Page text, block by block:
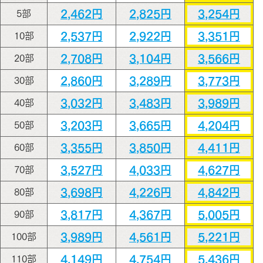
5部 2,462円 2,825円 3,254円
10部 2,537円 2,922円 3,351円
20部 2,708円 3,104円 3,566円
30部 2,860円 3,289円 3,773円
40部 3,032円 3,483円 3,989円
50部 3,203円 3,665円 4,204円
60部 3,355円 3,850円 4,411円
70部 3,527円 4,033円 4,627円
80部 3,698円 4,226円 4,842円
90部 3,817円 4,367円 5,005円
100部 3,989円 4,561円 5,221円
110部 4,149円 4,754円 5,436円